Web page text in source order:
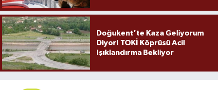
Doğukent’te Kaza Geliyorum
Diyor! TOKİ Köprüsü Acil
Işıklandırma Bekliyor